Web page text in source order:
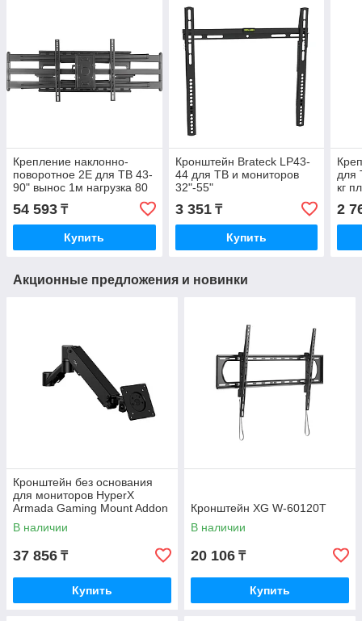
Крепление наклонно-
поворотное 2E для ТВ 43-
90" вынос 1м нагрузка 80
кг пластик сталь чёрный
54 593 ₸
Купить
Кронштейн Brateck LP43-
44 для ТВ и мониторов
32"-55"
3 351₸
Купить
для
кг
2
Акционные предложения и новинки
Кронштейн без основания
для мониторов HyperX
Armada Gaming Mount Addon
66X82AA
В наличии
37 856 ₸
Купить
Кронштейн XG W-60120T
В наличии
20 106 ₸
Купить